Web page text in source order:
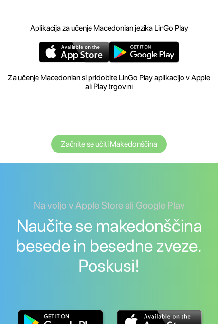
Aplikacija za učenje Macedonian jezika LinGo Play
Za učenje Macedonian si pridobite LinGo Play aplikacijo v Apple
ali Play trgovini
Začnite se učiti Makedonščina
Na voljo v Apple Store ali Google Play
Naučite se makedonščina
besede in besedne zveze.
Poskusi!